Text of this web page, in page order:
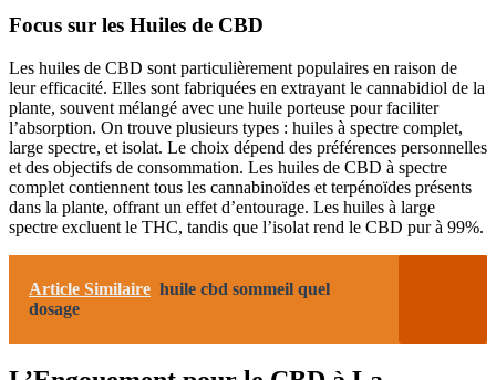
Focus sur les Huiles de CBD
Les huiles de CBD sont particulièrement populaires en raison de
leur efficacité. Elles sont fabriquées en extrayant le cannabidiol de la
plante, souvent mélangé avec une huile porteuse pour faciliter
l’absorption. On trouve plusieurs types : huiles à spectre complet,
large spectre, et isolat. Le choix dépend des préférences personnelles
et des objectifs de consommation. Les huiles de CBD à spectre
complet contiennent tous les cannabinoïdes et terpénoïdes présents
dans la plante, offrant un effet d’entourage. Les huiles à large
spectre excluent le THC, tandis que l’isolat rend le CBD pur à 99%.
Article Similaire huile cbd sommeil quel
dosage